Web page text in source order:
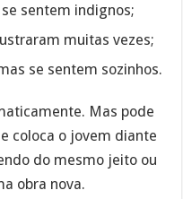
sentem indignos;
muitas vezes;
se sentem sozinhos.
Mas pode
coloca o jovem diante
do mesmo jeito ou
obra nova.